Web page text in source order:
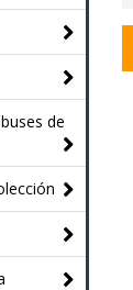
de